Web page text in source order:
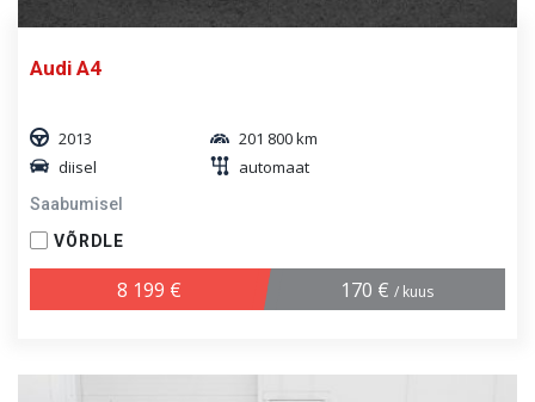
Audi A4
2013
201 800 km
diisel
automaat
Saabumisel
VÕRDLE
8 199 € 170 € / kuus